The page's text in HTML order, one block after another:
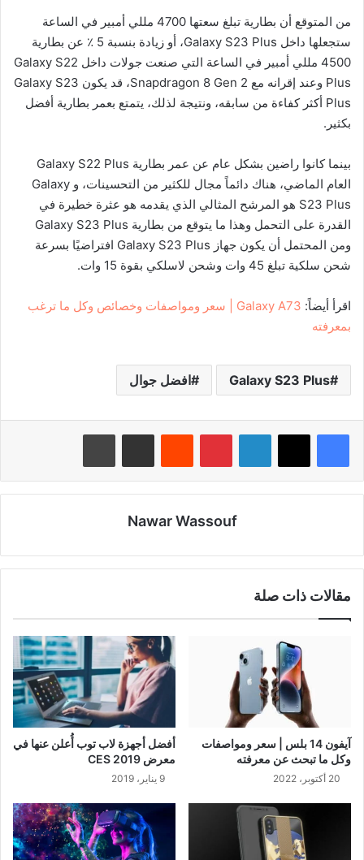
من المتوقع أن بطارية تبلغ سعتها 4700 مللي أمبير في الساعة
ستجعلها داخل Galaxy S23 Plus، أو زيادة بنسبة 5 ٪ عن بطارية
4500 مللي أمبير في الساعة التي صنعت جولات داخل Galaxy S22
Plus وعند إقرانه مع Snapdragon 8 Gen 2، قد يكون Galaxy S23
Plus أكثر كفاءة من سابقه، ونتيجة لذلك، يتمتع بعمر بطارية أفضل
بكثير.
بينما كانوا راضين بشكل عام عن عمر بطارية Galaxy S22 Plus
العام الماضي، هناك دائماً مجال للكثير من التحسينات، و Galaxy
S23 Plus هو المرشح المثالي الذي يقدمه هو عثرة خطيرة في
القدرة على التحمل وهذا ما يتوقع من بطارية Galaxy S23 Plus
ومن المحتمل أن يكون جهاز Galaxy S23 Plus افتراضيًا بسرعة
شحن سلكية تبلغ 45 وات وشحن لاسلكي بقوة 15 وات.
اقرأ أيضاً:
Galaxy A73 | سعر ومواصفات وخصائص وكل ما ترغب
بمعرفته
Galaxy S23 Plus افضل جوال
لينكدإن بينتيريست
Nawar Wassouf
مقالات ذات صلة
آيفون 14 بلس | سعر ومواصفات
وكل ما تبحث عن معرفته
20 أكتوبر، 2022
أفضل أجهزة لاب توب أُعلن عنها في
معرض CES 2019
9 يناير، 2019